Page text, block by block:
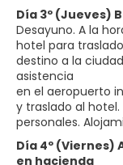
Día 3º (Jueves)
Desayuno. A la
hotel para
destino a la
asistencia
en el aeropuerto
y traslado al
personales.
Día 4º (Viernes)
en hacienda